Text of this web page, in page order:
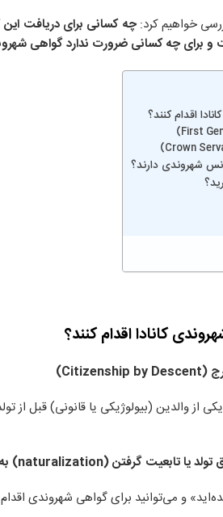
خواهیم کرد:چه کسانی برای دریافت
و برای چه کسانی ضرورت ندارد گواهی
اقدام کنند؟
شهروندی دارند؟
کانادا اقدام کنند؟
(Citizenship by Descent)
از والدین (بیولوژیکی یا قانونی) قبل از
تولد یا تابعیت گرفتن(naturalization)
و می‌توانید برای گواهی شهروندی